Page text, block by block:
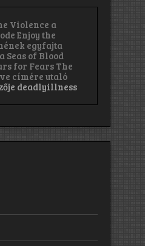
Violence a
Enjoy the
egyfajta
Seas of Blood
for Fears The
címére utaló
deadlyillness